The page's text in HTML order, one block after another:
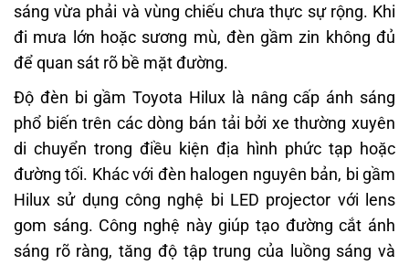
sáng vừa phải và vùng chiếu chưa thực sự rộng. Khi
đi mưa lớn hoặc sương mù, đèn gầm zin không đủ
để quan sát rõ bề mặt đường.
Độ đèn bi gầm Toyota Hilux là nâng cấp ánh sáng
phổ biến trên các dòng bán tải bởi xe thường xuyên
di chuyển trong điều kiện địa hình phức tạp hoặc
đường tối. Khác với đèn halogen nguyên bản, bi gầm
Hilux sử dụng công nghệ bi LED projector với lens
gom sáng. Công nghệ này giúp tạo đường cắt ánh
sáng rõ ràng, tăng độ tập trung của luồng sáng và